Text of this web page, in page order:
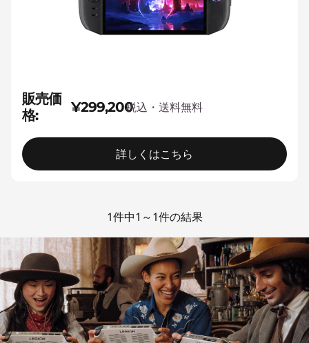
販売価
格:
¥299,200税込・送料無料
詳しくはこちら
1件中1～1件の結果